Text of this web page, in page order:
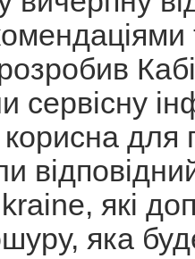
сервісну
для
які
яка